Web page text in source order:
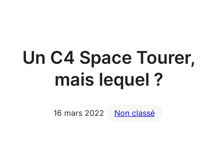
Un C4 Space Tourer,
mais lequel ?
16 mars 2022 Non classé